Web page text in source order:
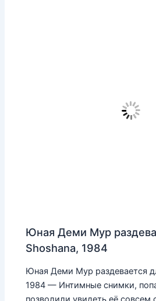
Юная Деми Мур
Shoshana, 1984
Юная Деми Мур раздевается
1984 — Интимные снимки,